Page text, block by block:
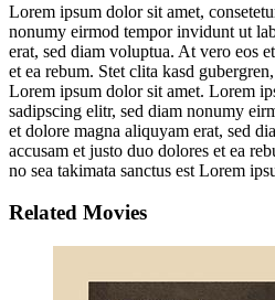
Lorem ipsum dolor sit amet,
nonumy eirmod tempor invidunt ut
erat, sed diam voluptua. At vero eos
et ea rebum. Stet clita kasd
Lorem ipsum dolor sit amet. Lorem
sadipscing elitr, sed diam nonumy
et dolore magna aliquyam erat, sed
accusam et justo duo dolores et ea
no sea takimata sanctus est Lorem
Related Movies